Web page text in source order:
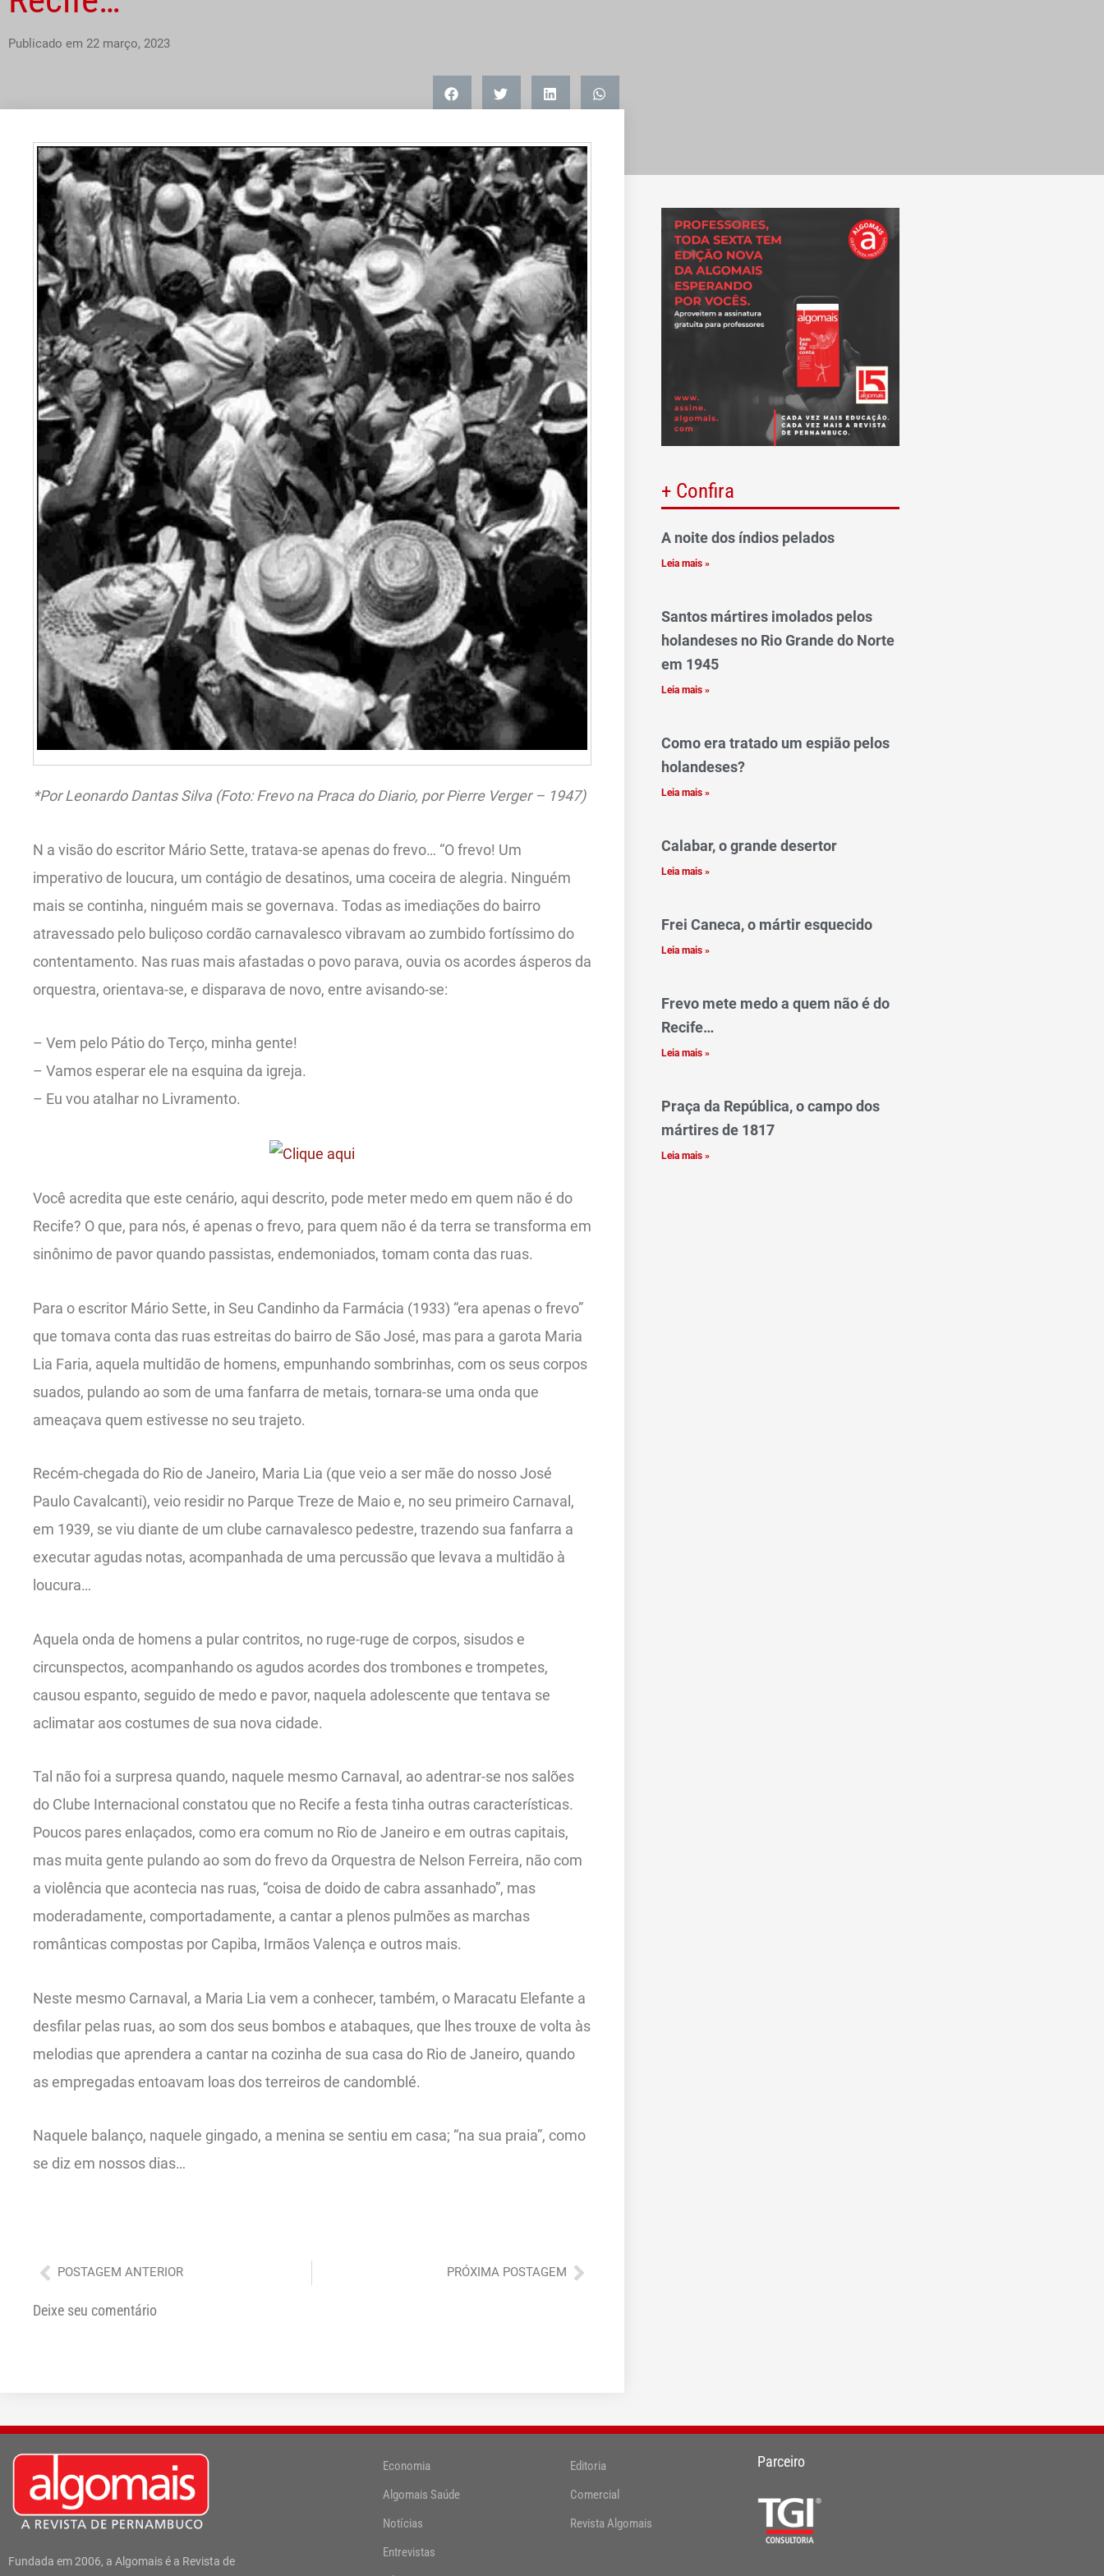
Publicado em 22 março, 2023
*Por Leonardo Dantas Silva (Foto: Frevo na Praca do Diario, por Pierre Verger – 1947)
N a visão do escritor Mário Sette, tratava-se apenas do frevo… “O frevo! Um
imperativo de loucura, um contágio de desatinos, uma coceira de alegria. Ninguém
mais se continha, ninguém mais se governava. Todas as imediações do bairro
atravessado pelo buliçoso cordão carnavalesco vibravam ao zumbido fortíssimo do
contentamento. Nas ruas mais afastadas o povo parava, ouvia os acordes ásperos da
orquestra, orientava-se, e disparava de novo, entre avisando-se:
– Vem pelo Pátio do Terço, minha gente!
– Vamos esperar ele na esquina da igreja.
– Eu vou atalhar no Livramento.
Você acredita que este cenário, aqui descrito, pode meter medo em quem não é do
Recife? O que, para nós, é apenas o frevo, para quem não é da terra se transforma em
sinônimo de pavor quando passistas, endemoniados, tomam conta das ruas.
Para o escritor Mário Sette, in Seu Candinho da Farmácia (1933) “era apenas o frevo”
que tomava conta das ruas estreitas do bairro de São José, mas para a garota Maria
Lia Faria, aquela multidão de homens, empunhando sombrinhas, com os seus corpos
suados, pulando ao som de uma fanfarra de metais, tornara-se uma onda que
ameaçava quem estivesse no seu trajeto.
Recém-chegada do Rio de Janeiro, Maria Lia (que veio a ser mãe do nosso José
Paulo Cavalcanti), veio residir no Parque Treze de Maio e, no seu primeiro Carnaval,
em 1939, se viu diante de um clube carnavalesco pedestre, trazendo sua fanfarra a
executar agudas notas, acompanhada de uma percussão que levava a multidão à
loucura…
Aquela onda de homens a pular contritos, no ruge-ruge de corpos, sisudos e
circunspectos, acompanhando os agudos acordes dos trombones e trompetes,
causou espanto, seguido de medo e pavor, naquela adolescente que tentava se
aclimatar aos costumes de sua nova cidade.
Tal não foi a surpresa quando, naquele mesmo Carnaval, ao adentrar-se nos salões
do Clube Internacional constatou que no Recife a festa tinha outras características.
Poucos pares enlaçados, como era comum no Rio de Janeiro e em outras capitais,
mas muita gente pulando ao som do frevo da Orquestra de Nelson Ferreira, não com
a violência que acontecia nas ruas, “coisa de doido de cabra assanhado”, mas
moderadamente, comportadamente, a cantar a plenos pulmões as marchas
românticas compostas por Capiba, Irmãos Valença e outros mais.
Neste mesmo Carnaval, a Maria Lia vem a conhecer, também, o Maracatu Elefante a
desfilar pelas ruas, ao som dos seus bombos e atabaques, que lhes trouxe de volta às
melodias que aprendera a cantar na cozinha de sua casa do Rio de Janeiro, quando
as empregadas entoavam loas dos terreiros de candomblé.
Naquele balanço, naquele gingado, a menina se sentiu em casa; “na sua praia”, como
se diz em nossos dias…
Anterior
POSTAGEM ANTERIOR PRÓXIMA POSTAGEMPróximo
Deixe seu comentário
+ Confira
A noite dos índios pelados
Leia mais »
Santos mártires imolados pelos
holandeses no Rio Grande do Norte
em 1945
Leia mais »
Como era tratado um espião pelos
holandeses?
Leia mais »
Calabar, o grande desertor
Leia mais »
Frei Caneca, o mártir esquecido
Leia mais »
Frevo mete medo a quem não é do
Recife…
Leia mais »
Praça da República, o campo dos
mártires de 1817
Leia mais »
Fundada em 2006, a Algomais é a Revista de
Economia
Algomais Saúde
Notícias
Entrevistas
Editoria
Comercial
Revista Algomais
Parceiro